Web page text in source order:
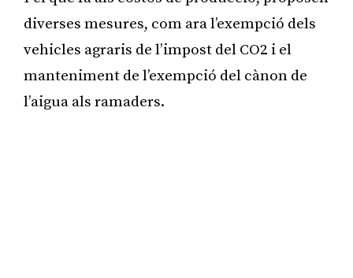
diverses mesures, com ara l’exempció dels
vehicles agraris de l’impost del CO2 i el
manteniment de l’exempció del cànon de
l’aigua als ramaders.